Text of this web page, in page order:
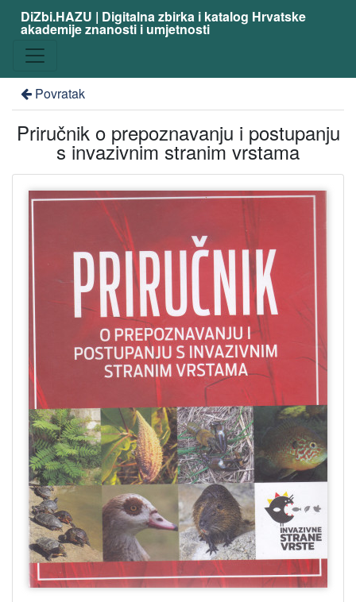
DiZbi.HAZU | Digitalna zbirka i katalog Hrvatske
akademije znanosti i umjetnosti
Povratak
Priručnik o prepoznavanju i postupanju
s invazivnim stranim vrstama